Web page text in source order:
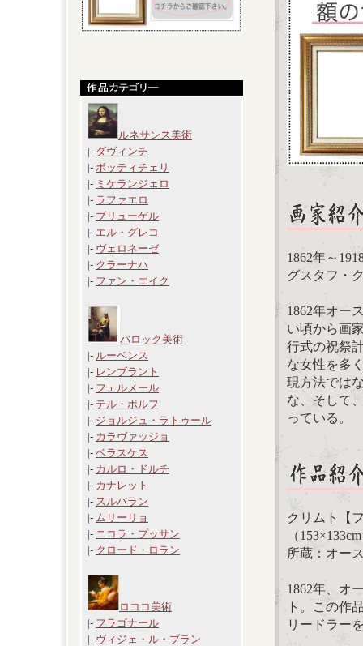
ルネサンス美術
|- ダヴィンチ
|- ボッティチェリ
|- ミケランジェロ
|- ラファエロ
|- ブリューゲル
|- エル・グレコ
|- ヴェロネーゼ
|- クラーナハ
|- ファン・エイク
バロック美術
|- ルーベンス
|- レンブラント
|- フェルメール
|- テル・ボルフ
|- ジョルジュ・ラトゥール
|- カラヴァッジョ
|- ベラスケス
|- カルロ・ドルチ
|- カナレット
|- スルバラン
|- ムリーリョ
|- ニコラ・プッサン
|- クロード・ロラン
ロココ美術
|- フラゴナール
|- ヴィジェ・ル・ブラン
1862年～
グスタフ・
1862年オー
い頃から画
行式の祝祭
な女性を多
現方法では
な、そして
っている。
クリムト【
（
所蔵：オー
1862年、オ
ト。この作
リードラー